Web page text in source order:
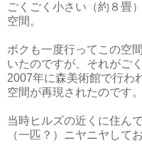
ごくごく小さい（約８畳
空間。
ボクも一度行ってこの空
いたのですが、それがご
2007年に森美術館で行わ
空間が再現されたのです。
当時ヒルズの近くに住ん
（一匹？）ニヤニヤして